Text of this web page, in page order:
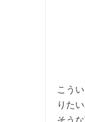
こう
りた
そう